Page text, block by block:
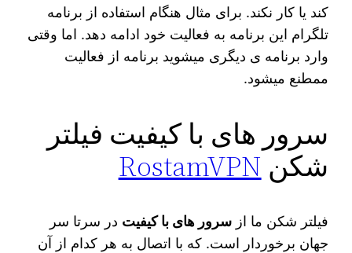
کند یا کار نکند. برای مثال هنگام استفاده از برنامه
تلگرام این برنامه به فعالیت خود ادامه دهد. اما وقتی
وارد برنامه ی دیگری میشوید برنامه از فعالیت
ممطنع میشود.
سرور های با کیفیت فیلتر
شکن RostamVPN
فیلتر شکن ما ازسرور های با کیفیت در سرتا سر
جهان برخوردار است. که با اتصال به هر کدام از آن